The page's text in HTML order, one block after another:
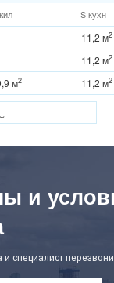
S кухн
11,2 м2
11,2 м2
м2 11,2 м2
и
специалист